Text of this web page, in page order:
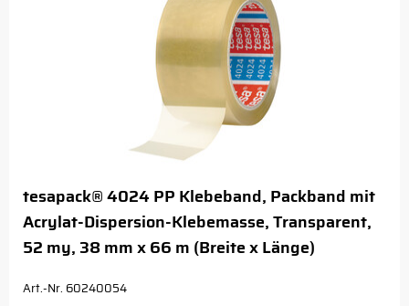
tesapack® 4024 PP Klebeband, Packband mit
Acrylat-Dispersion-Klebemasse, Transparent,
52 my, 38 mm x 66 m (Breite x Länge)
Art.-Nr. 60240054